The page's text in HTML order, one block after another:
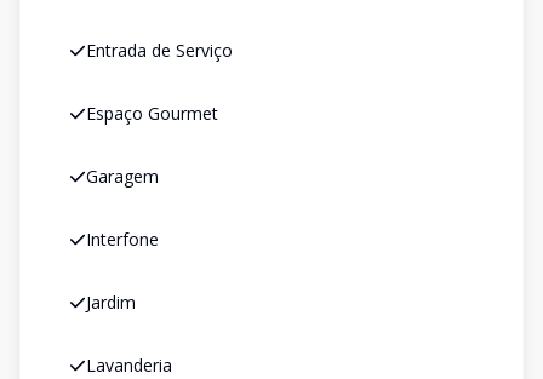
Entrada de Serviço
Espaço Gourmet
Garagem
Interfone
Jardim
Lavanderia